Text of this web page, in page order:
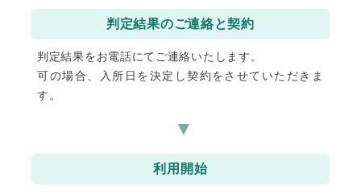
判定結果のご連絡と契約
判定結果をお電話にてご連絡いたします。
可の場合、入所日を決定し契約をさせていただきま
す。
利用開始